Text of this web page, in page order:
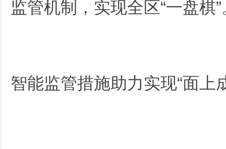
监管机制，实现全区“一盘棋”
智能监管措施助力实现“面上